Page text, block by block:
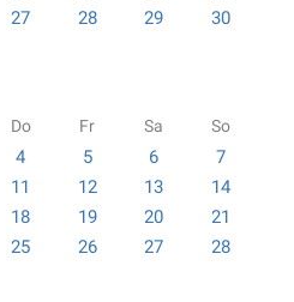
27 28 29 30
Do Fr Sa So
4 5 6
7
11 12 13
14
18 19 20
21
25 26 27
28